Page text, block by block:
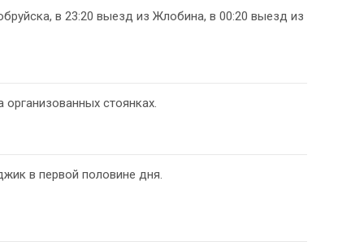
в 23:20 выезд из Жлобина, в 00:20 выезд из
стоянках.
в первой половине дня.